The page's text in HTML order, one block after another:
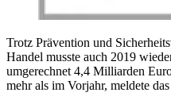
Trotz Prävention und
Handel musste auch 2019
umgerechnet 4,4 Milliarden
mehr als im Vorjahr, meldete